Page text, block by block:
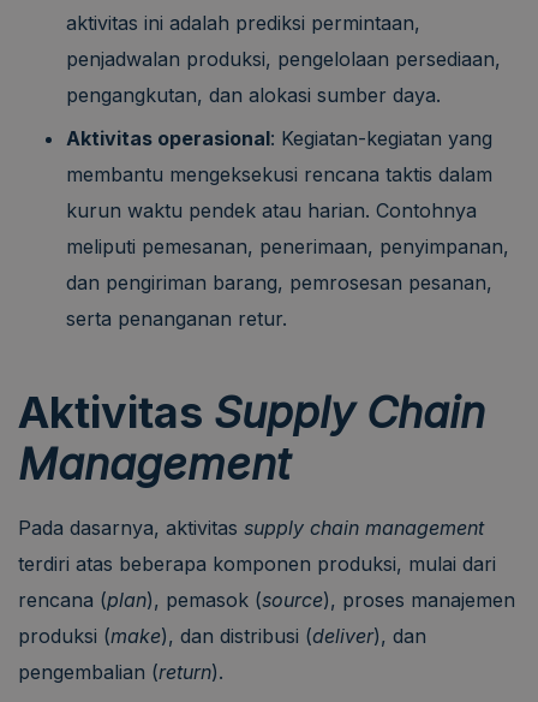
aktivitas ini adalah prediksi permintaan,
penjadwalan produksi, pengelolaan persediaan,
pengangkutan, dan alokasi sumber daya.
Aktivitas operasional: Kegiatan-kegiatan yang
membantu mengeksekusi rencana taktis dalam
kurun waktu pendek atau harian. Contohnya
meliputi pemesanan, penerimaan, penyimpanan,
dan pengiriman barang, pemrosesan pesanan,
serta penanganan retur.
Aktivitas Supply Chain
Management
Pada dasarnya, aktivitas supply chain management
terdiri atas beberapa komponen produksi, mulai dari
rencana (plan), pemasok (source), proses manajemen
produksi (make), dan distribusi (deliver), dan
pengembalian (return).